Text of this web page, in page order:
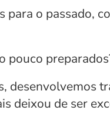
o passado,
pouco
desenvolvemos
deixou de ser